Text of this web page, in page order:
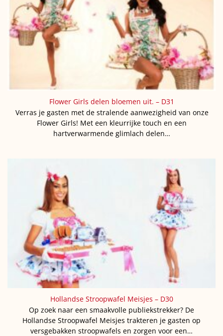
Flower Girls delen bloemen uit. – D31
Verras je gasten met de stralende aanwezigheid van onze
Flower Girls! Met een kleurrijke touch en een
hartverwarmende glimlach delen…
Hollandse Stroopwafel Meisjes – D30
Op zoek naar een smaakvolle publiekstrekker? De
Hollandse Stroopwafel Meisjes trakteren je gasten op
versgebakken stroopwafels en zorgen voor een…